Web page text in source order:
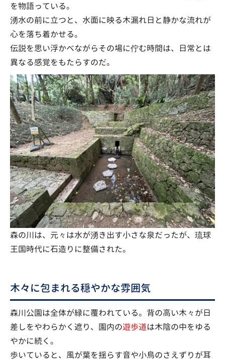
を物語っている。
湧水の前に立つと、水面に映る木漏れ日と静かな流れが
心を落ち着かせる。
伝説を思い浮かべながらその場に佇む時間は、日常とは
異なる感覚をもたらすのだ。
森の川は、元々は水が湧き出す小さな泉だったが、琉球
王国時代に石造りに整備された。
木々に包まれる穏やかな雰囲気
森川公園は全体が緑に覆われている。背の高い木々が日
差しをやわらかく遮り、園内の遊歩道は木陰の中をゆる
やかに続く。
歩いていると、風が葉を揺らす音や小鳥のさえずりが耳